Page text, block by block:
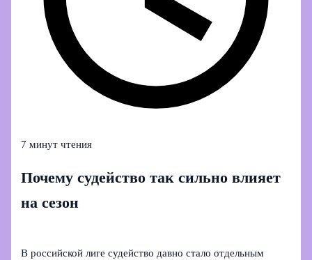
7 минут чтения
Почему судейство так сильно влияет
на сезон
В российской лиге судейство давно стало отдельным